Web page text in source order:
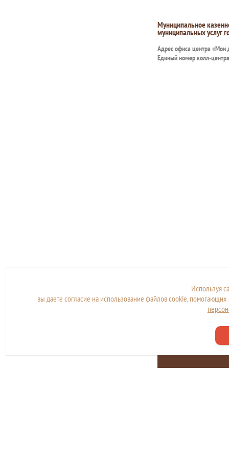
Муниципальное
муниципальных услуг
Адрес офиса центра «Мои
Единый номер колл-
разработки и
Используя
вы даете согласие на использование файлов cookie,